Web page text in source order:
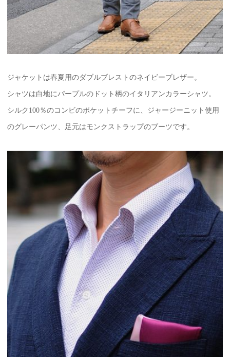
ジャケットは春夏用のダブルブレストのネイビーブレザー。
シャツは白地にパープルのドット柄のイタリアンカラーシャツ。
シルク100％のコンビのポケットチーフに、ジャージーニット使用
のグレーパンツ、足元はモンクストラップのブーツです。